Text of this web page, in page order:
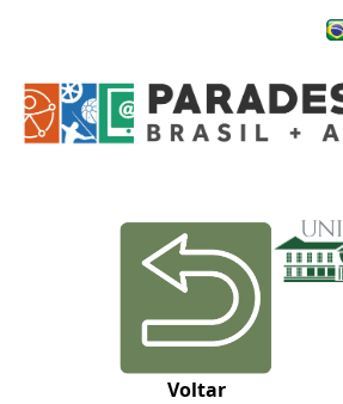
Voltar